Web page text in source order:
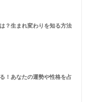
？生まれ変わりを知る方法
！あなたの運勢や性格を占